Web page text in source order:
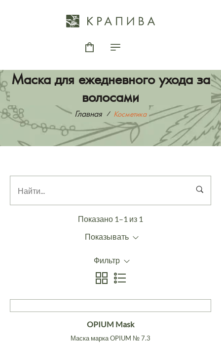
Маска для ежедневного ухода за
волосами
Главная Косметика
Показано 1–1 из 1
Показывать
Фильтр
OPIUM Mask
Маска марка OPIUM № 7.3